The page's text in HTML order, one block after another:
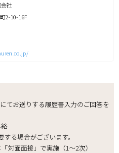
社
2-10-16F
てお送りする履歴書入力のご回答を
る場合がございます。
対面面接」で実施（1～2次）